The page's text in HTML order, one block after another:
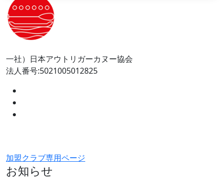
一社）日本アウトリガーカヌー協会
法人番号:5021005012825
加盟クラブ専用ページ
お知らせ